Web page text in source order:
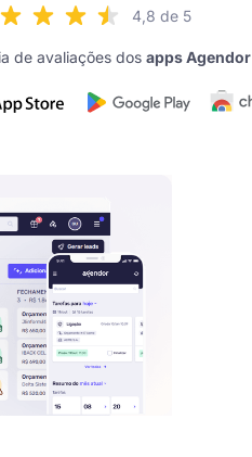
4,8 de 5
de avaliações dos apps Agendor